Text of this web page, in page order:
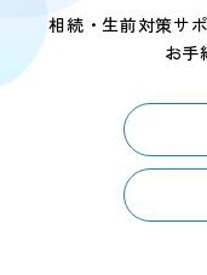
相続・生前対策サ
お手